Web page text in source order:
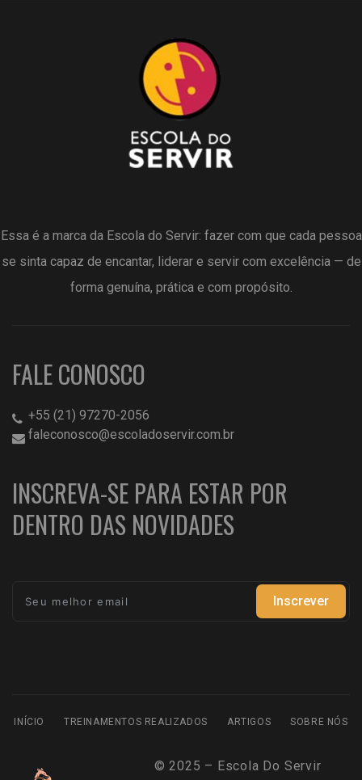
Essa é a marca da Escola do Servir: fazer com que cada pessoa
se sinta capaz de encantar, liderar e servir com excelência — de
forma genuína, prática e com propósito.
FALE CONOSCO
+55 (21) 97270-2056
faleconosco@escoladoservir.com.br
INSCREVA-SE PARA ESTAR POR
DENTRO DAS NOVIDADES
Inscrever
INÍCIO TREINAMENTOS REALIZADOS ARTIGOS SOBRE NÓS
© 2025 – Escola Do Servir